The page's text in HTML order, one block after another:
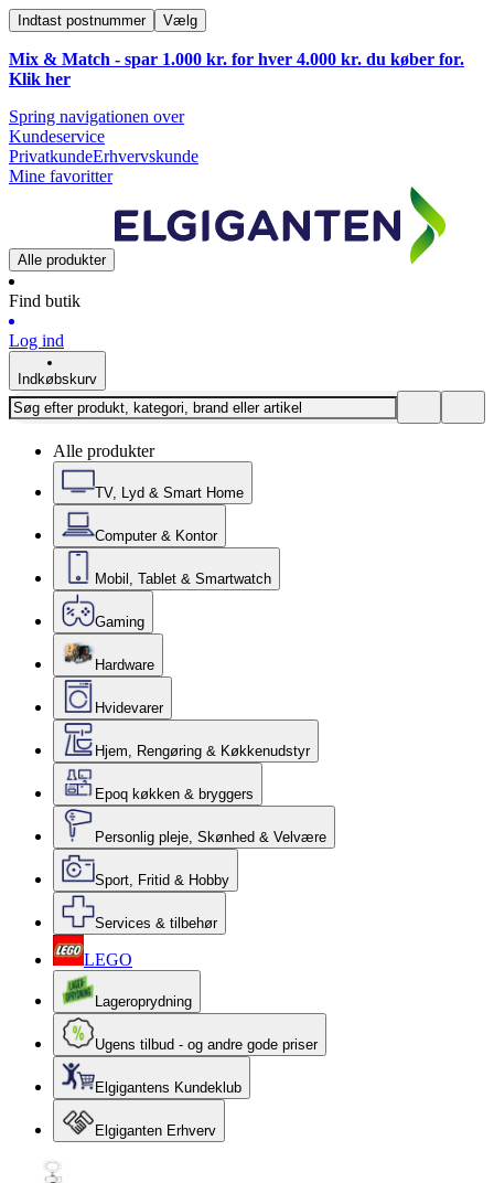
Indtast postnummer Vælg
Mix & Match - spar 1.000 kr. for hver 4.000 kr. du køber for.
Klik her
Spring navigationen over
Kundeservice
PrivatkundeErhvervskunde
Mine favoritter
Alle produkter
Find butik
Log ind
Indkøbskurv
Alle produkter
TV, Lyd & Smart Home
Computer & Kontor
Mobil, Tablet & Smartwatch
Gaming
Hardware
Hvidevarer
Hjem, Rengøring & Køkkenudstyr
Epoq køkken & bryggers
Personlig pleje, Skønhed & Velvære
Sport, Fritid & Hobby
Services & tilbehør
LEGO
Lageroprydning
Ugens tilbud - og andre gode priser
Elgigantens Kundeklub
Elgiganten Erhverv